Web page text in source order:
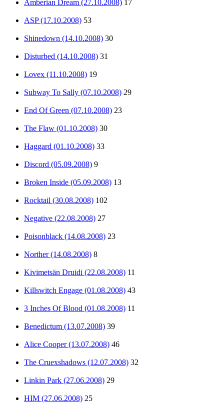
Amberian Dream (27.10.2008) 17
ASP (17.10.2008) 53
Shinedown (14.10.2008) 30
Disturbed (14.10.2008) 31
Lovex (11.10.2008) 19
Subway To Sally (07.10.2008) 29
End Of Green (07.10.2008) 23
The Flaw (01.10.2008) 30
Haggard (01.10.2008) 33
Discord (05.09.2008) 9
Broken Inside (05.09.2008) 13
Rocktail (30.08.2008) 102
Negative (22.08.2008) 27
Poisonblack (14.08.2008) 23
Norther (14.08.2008) 8
Kivimetsän Druidi (22.08.2008) 11
Killswitch Engage (01.08.2008) 43
3 Inches Of Blood (01.08.2008) 11
Benedictum (13.07.2008) 39
Alice Cooper (13.07.2008) 46
The Cruexshadows (12.07.2008) 32
Linkin Park (27.06.2008) 29
HIM (27.06.2008) 25